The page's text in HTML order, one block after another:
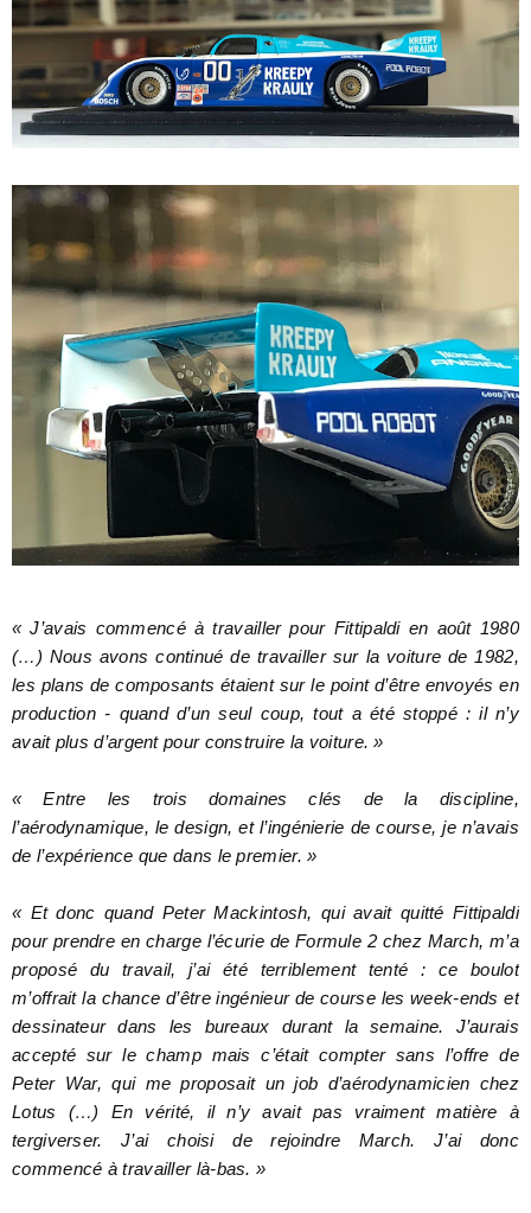
« J’avais commencé à travailler pour Fittipaldi en août 1980
(…) Nous avons continué de travailler sur la voiture de 1982,
les plans de composants étaient sur le point d’être envoyés en
production - quand d’un seul coup, tout a été stoppé : il n’y
avait plus d’argent pour construire la voiture. »
« Entre les trois domaines clés de la discipline,
l’aérodynamique, le design, et l’ingénierie de course, je n’avais
de l’expérience que dans le premier. »
« Et donc quand Peter Mackintosh, qui avait quitté Fittipaldi
pour prendre en charge l’écurie de Formule 2 chez March, m’a
proposé du travail, j’ai été terriblement tenté : ce boulot
m’offrait la chance d’être ingénieur de course les week-ends et
dessinateur dans les bureaux durant la semaine. J’aurais
accepté sur le champ mais c’était compter sans l’offre de
Peter War, qui me proposait un job d’aérodynamicien chez
Lotus (…) En vérité, il n’y avait pas vraiment matière à
tergiverser. J’ai choisi de rejoindre March. J’ai donc
commencé à travailler là-bas. »